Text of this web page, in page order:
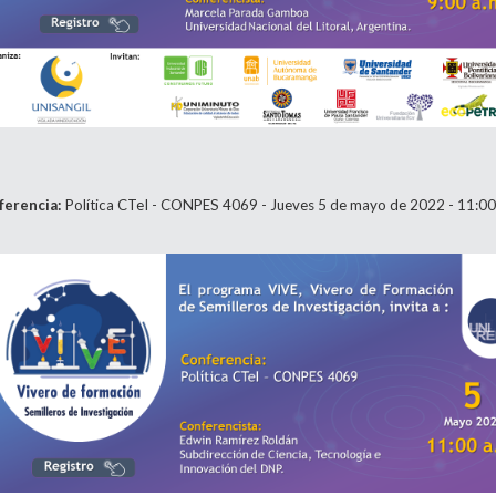
Política CTeI - CONPES 4069 - Jueves 5 de mayo de 2022 -